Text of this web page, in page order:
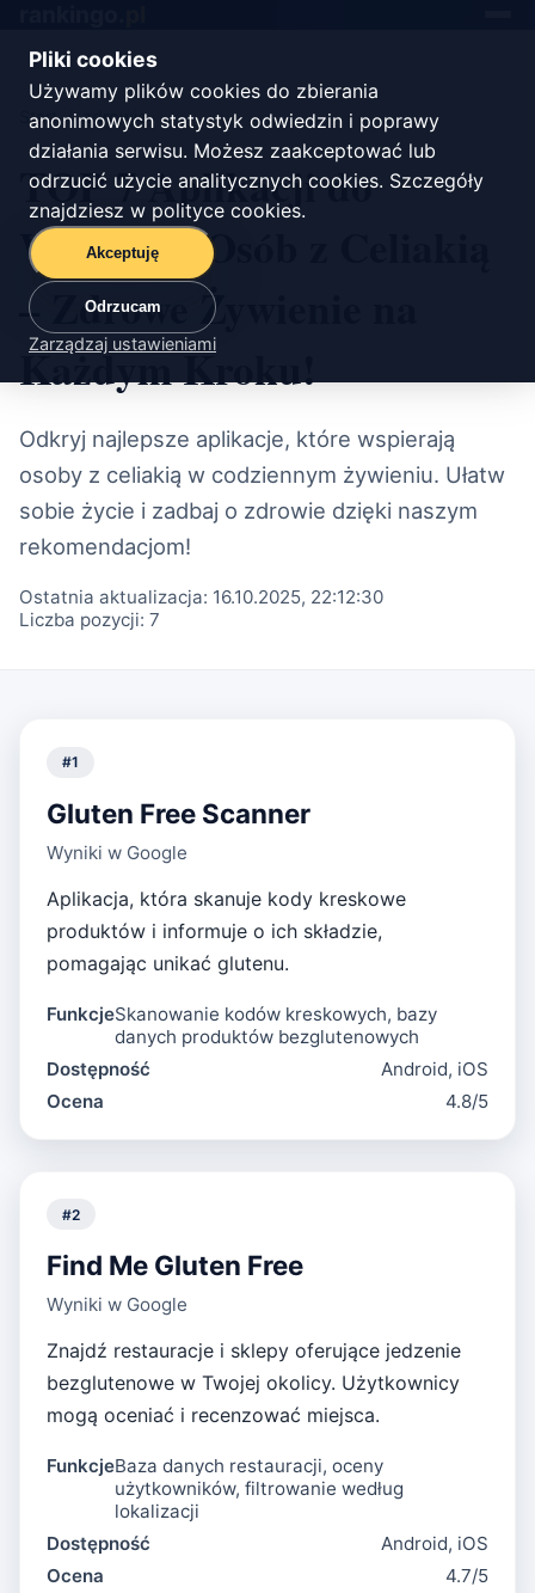
Pliki cookies
Używamy plików cookies do zbierania
anonimowych statystyk odwiedzin i poprawy
działania serwisu. Możesz zaakceptować lub
odrzucić użycie analitycznych cookies. Szczegóły
znajdziesz w polityce cookies.
Akceptuję
Odrzucam
Zarządzaj ustawieniami
Start/zdrowie
TOP 7 Aplikacji do
Wsparcia Osób z Celiakią
– Zdrowe Żywienie na
Każdym Kroku!
Odkryj najlepsze aplikacje, które wspierają
osoby z celiakią w codziennym żywieniu. Ułatw
sobie życie i zadbaj o zdrowie dzięki naszym
rekomendacjom!
Ostatnia aktualizacja: 16.10.2025, 22:12:30
Liczba pozycji: 7
#1
Gluten Free Scanner
Wyniki w Google
Aplikacja, która skanuje kody kreskowe
produktów i informuje o ich składzie,
pomagając unikać glutenu.
FunkcjeSkanowanie kodów kreskowych, bazy
danych produktów bezglutenowych
Dostępność
Android, iOS
Ocena
4.8/5
#2
Find Me Gluten Free
Wyniki w Google
Znajdź restauracje i sklepy oferujące jedzenie
bezglutenowe w Twojej okolicy. Użytkownicy
mogą oceniać i recenzować miejsca.
FunkcjeBaza danych restauracji, oceny
użytkowników, filtrowanie według
lokalizacji
Dostępność
Android, iOS
Ocena
4.7/5